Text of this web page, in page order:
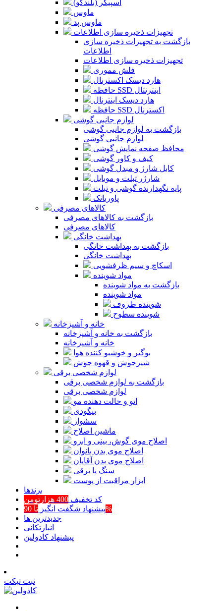
اسپیکر (بلندگو)
ماوس
ماوس پد
تجهیزات ذخیره سازی اطلاعات
بازگشت به تجهیزات ذخیره سازی
اطلاعات
تجهیزات ذخیره سازی اطلاعات
فلش مموری
هارد دیسک اکسترنال
حافظه SSD اینترنتال
هارد دیسک اینترنال
حافظه SSD اکسترنال
لوازم جانبی گوشی
بازگشت به لوازم جانبی گوشی
لوازم جانبی گوشی
محافظ صفحه نمایش گوشی
کیف و کاور گوشی
کابل شارژ و مبدل گوشی
شارژر تبلت و موبایل
پایه نگهدارنده گوشی و تبلت
پاوربانک
کالاهای مصرفی
بازگشت به کالاهای مصرفی
کالاهای مصرفی
بهداشت خانگی
بازگشت به بهداشت خانگی
بهداشت خانگی
اسکاچ و سیم ظرفشویی
مواد شوینده
بازگشت به مواد شوینده
مواد شوینده
شوینده ظروف
شوینده سطوح
خانه و آشپزخانه
بازگشت به خانه و آشپزخانه
خانه و آشپزخانه
بوگیر و خوشبو کننده هوا
شیرجوش و قهوه جوش
لوازم شخصی برقی
بازگشت به لوازم شخصی برقی
لوازم شخصی برقی
اتو و حالت دهنده مو
بیگودی
سشوار
ماشین اصلاح
اصلاح موی گوش، بینی و ابرو
اصلاح موی بدن بانوان
اصلاح موی بدن آقایان
سنگ پا برقی
ابزار مراقبت از پوست
برند‌ها
کد تخفیف 400 هزارتومن
پیشنهاد شگفت انگیزتا 90%
جدیدترین ها
انبارتکانی
پیشنهاد کادولین
ثبت تیکت